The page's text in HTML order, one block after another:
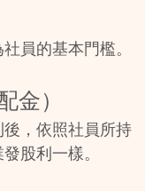
員的基本門檻。
金）
，依照社員所持
股利一樣。